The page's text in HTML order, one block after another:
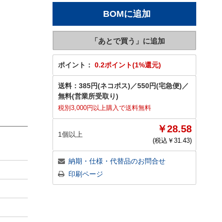
ポイント： 0.2ポイント(1%還元)
送料： 385円(ネコポス) ／550円(宅急便) ／
無料(営業所受取り)
税別3,000円以上購入で送料無料
1個以上 ￥28.58
(税込￥ 31.43)
納期・仕様・代替品のお問合せ
印刷ページ